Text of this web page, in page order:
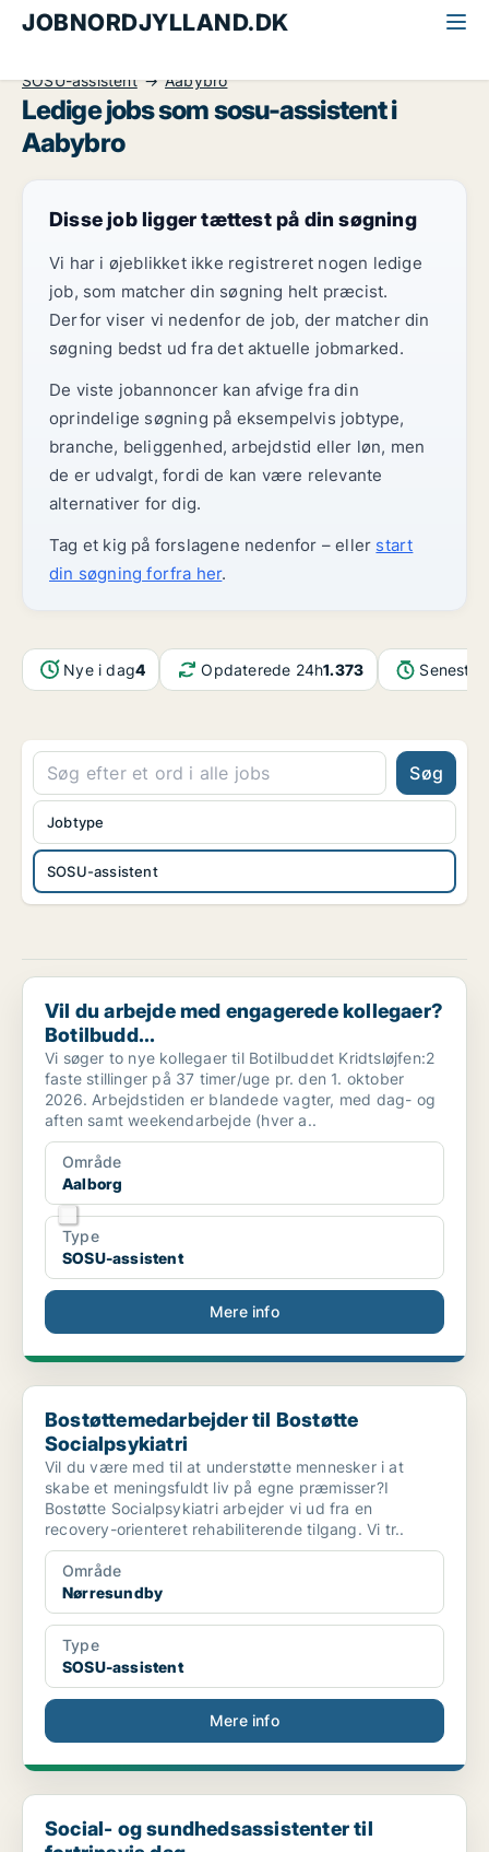
JOBNORDJYLLAND.DK
SOSU-assistent
Aabybro
Ledige jobs som sosu-assistent i
Aabybro
Disse job ligger tættest på din søgning
Vi har i øjeblikket ikke registreret nogen ledige
job, som matcher din søgning helt præcist.
Derfor viser vi nedenfor de job, der matcher din
søgning bedst ud fra det aktuelle jobmarked.
De viste jobannoncer kan afvige fra din
oprindelige søgning på eksempelvis jobtype,
branche, beliggenhed, arbejdstid eller løn, men
de er udvalgt, fordi de kan være relevante
alternativer for dig.
Tag et kig på forslagene nedenfor – eller start
din søgning forfra her.
Nye i dag4 Opdaterede 24h1.373 Seneste
Søg
SOSU-assistent
Jobtype
Vil du arbejde med engagerede kollegaer? Botilbudd...
Vil du arbejde med engagerede kollegaer?
Botilbudd...
Vi søger to nye kollegaer til Botilbuddet Kridtsløjfen:2
faste stillinger på 37 timer/uge pr. den 1. oktober
2026. Arbejdstiden er blandede vagter, med dag- og
aften samt weekendarbejde (hver a..
Område
Aalborg
Type
SOSU-assistent
Mere info
Bostøttemedarbejder til Bostøtte Socialpsykiatri
Bostøttemedarbejder til Bostøtte
Socialpsykiatri
Vil du være med til at understøtte mennesker i at
skabe et meningsfuldt liv på egne præmisser?I
Bostøtte Socialpsykiatri arbejder vi ud fra en
recovery-orienteret rehabiliterende tilgang. Vi tr..
Område
Nørresundby
Type
SOSU-assistent
Mere info
Social- og sundhedsassistenter til fortrinsvis dag...
Social- og sundhedsassistenter til